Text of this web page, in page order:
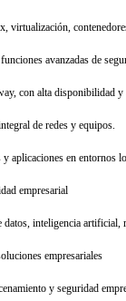
virtualización,
avanzadas de
con alta disponibilidad y
de redes y equipos.
aplicaciones en entornos
empresarial
inteligencia artificial,
empresariales
y seguridad